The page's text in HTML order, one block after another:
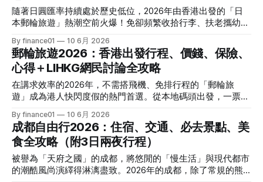
尋求婦產科醫生協助。 * 遲更： 部分女性到55歲後仍有規律
月經，雖然延長了青春期，但雌激素長期刺激子宮內膜與乳
腺，需定期進行婦科檢查。 2. 更年期的三大生理階段 更年期
的整個歷程可能長達 5 至 10 年，
密碼。今年主要由幾艘深諳華人市場的大型巨輪坐鎮，出發港
口與航線定位各有不同： 1. 麗星郵輪～領航星號 (Star
Navigator / Star Voyager) 貴為傳統經典品牌，7.7萬噸的《領
航星號》於2026年正式重返香港，並以尖沙咀海運碼頭作為
母港。該船主打3至5晚的精緻短線深度遊，將極具情懷的亞洲
式款待重新帶回本港。其核心內地航線為「香港➔中國廈門➔
方便，下樓即登船，成為2026年上班族週末微度假的核心首
選。 2. 鼓浪嶼號 (Piano Land) 作為中國旅遊集團與中遠海運
合資打造的旗艦國風郵輪，7萬噸的《鼓浪嶼號》在2026年上
半年（1月至5月）高頻率進駐啟德郵輪
隨著日圓匯率持續處於歷史低位，2026年由香港出發的「日
本郵輪旅遊」熱潮空前火爆！免卻頻繁收拾行李、扶老攜幼趕
沖繩海島或九州歷史名城。這篇攻略將全面拆解2026最新日
本航線、隱藏價錢、激抵優惠，並整合LIHKG連登網民的真實
經驗與吐槽，帶你避坑省錢玩到盡！ 2026 香港出發日本熱門
航線與主力郵輪大盤點 在2026年，香港母港出發往日本的郵
輪選擇更為豐富，主要由兩大深耕香港市場的郵輪品牌坐鎮。
依據你的假期長短，航線主要分為短線的「沖繩度假風」與長
線的「九州/本州深度遊」： 1. 兩大主力巨輪核心對比 * 皇家
加勒比國際遊輪——海洋光譜號 (Spectrum of the Seas) * 排
水量：16.8 萬噸 * 出發碼頭：啟德郵輪碼頭 * 2026檔期：主
打春季、秋季及聖誕跨年航季。 * 特色：高科技娛樂旗艦，設
有北極星觀景台、甲板跳傘、模擬衝浪及大型室內運動館，極
適合年輕群體、情侶及親子家庭。 * 名勝世界郵輪——名勝世
By finance01 10 6月 2026
郵輪旅遊2026：香港出發行程、價錢、保險、
心得＋LIHKG網民討論全攻略
在講求效率的2026年，不需搭飛機、免排行程的「郵輪旅
遊」成為港人快閃度假的熱門首選。從本地碼頭出發，一票便
保險及連登網民的正反極端評價，助你精明啟航！ 在講求效
率的2026年，不需搭飛機、免排行程的「郵輪旅遊」成為港
人快閃度假的熱門首選。從本地碼頭出發，一票便包辦了吃喝
玩樂。本文全面拆解2026最新航線、隱藏收費、保險及連登
網民的正反極端評價，助你精明啟航！ 2026 香港出發精選郵
輪與熱門航線懶人包 踏入2026年，香港的郵輪市場迎來全面
By finance01 10 6月 2026
成都自由行2026：住宿、交通、必去景點、美
食全攻略（附3日兩夜行程）
被譽為「天府之國」的成都，將悠閒的「慢生活」與現代都市
的潮酷風尚演繹得淋漓盡致。2026年的成都，除了常規的熊